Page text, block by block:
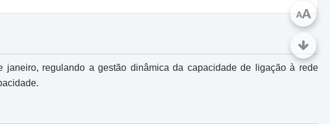
janeiro, regulando a gestão dinâmica da capacidade de ligação à rede
AA